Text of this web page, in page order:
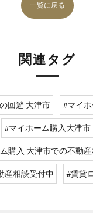
一覧に戻る
関連タグ
回避 大津市 #マイ
#マイホーム購入大津市
購入 大津市での不動
産相談受付中 #賃貸